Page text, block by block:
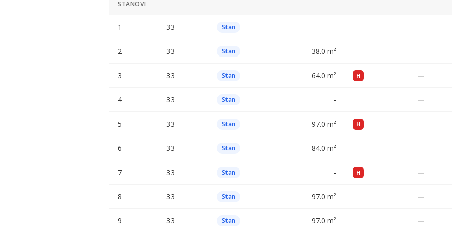
STANOVI
1 33 Stan - —
2 33 Stan 38.0 m² —
3 33 Stan 64.0 m² H —
4 33 Stan - —
5 33 Stan 97.0 m² H —
6 33 Stan 84.0 m² —
7 33 Stan - H —
8 33 Stan 97.0 m² —
9 33 Stan 97.0 m² —